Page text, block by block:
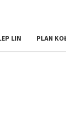
LIN PLAN